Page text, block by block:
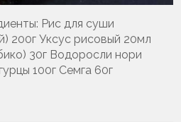
Рис для суши
200г Уксус рисовый 20мл
30г Водоросли нори
100г Семга 60г